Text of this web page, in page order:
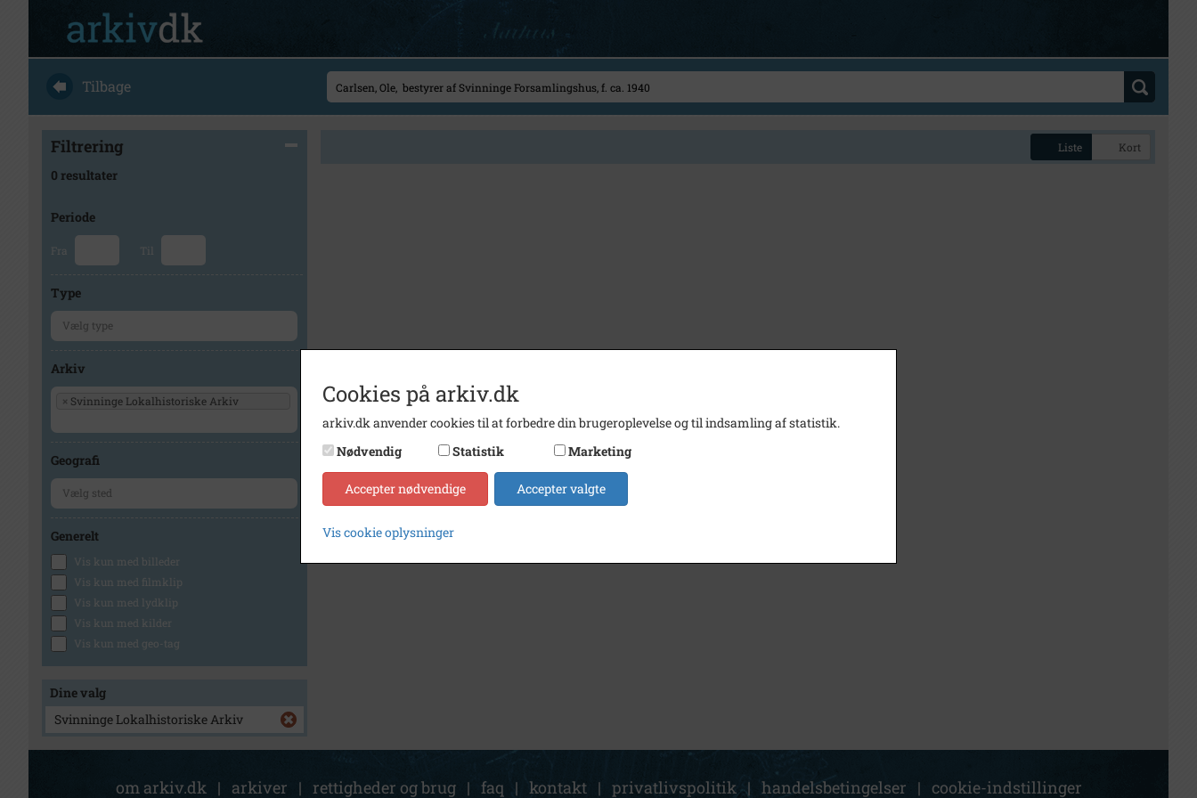
Tilbage
Filtrering
0 resultater
Periode
Fra Til
Type
Arkiv
× Svinninge Lokalhistoriske Arkiv
Geografi
Generelt
Vis kun med billeder
Vis kun med filmklip
Vis kun med lydklip
Vis kun med kilder
Vis kun med geo-tag
Dine valg
Svinninge Lokalhistoriske Arkiv
Liste Kort
om arkiv.dk | arkiver | rettigheder og brug | faq | kontakt | privatlivspolitik | handelsbetingelser | cookie-indstillinger
Cookies på arkiv.dk
arkiv.dk anvender cookies til at forbedre din brugeroplevelse og til indsamling af statistik.
Nødvendig
Statistik Marketing
Accepter nødvendige Accepter valgte
Vis cookie oplysninger